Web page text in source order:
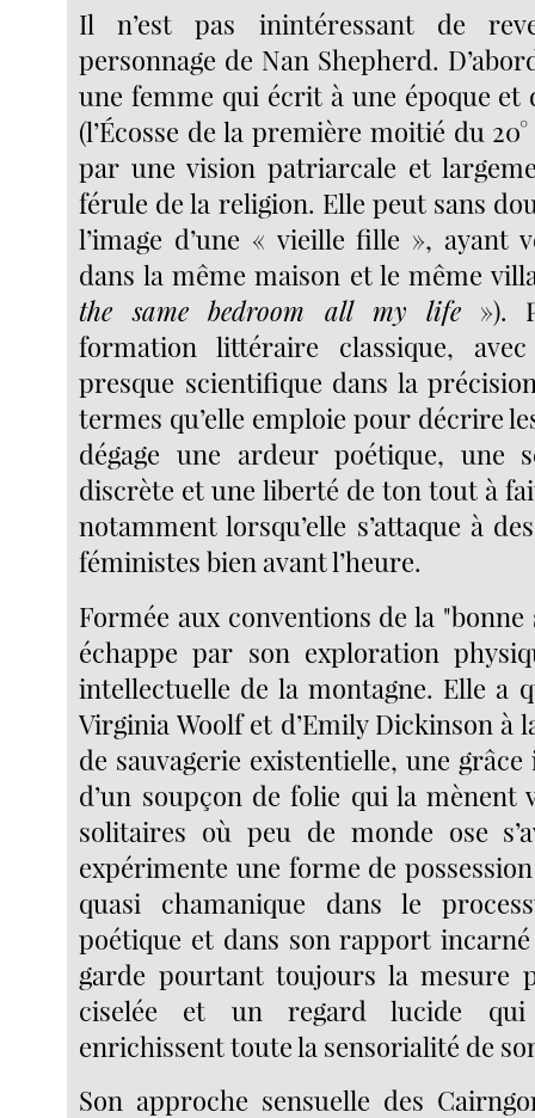
Il n’est pas inintéressant de
personnage de Nan Shepherd.
une femme qui écrit à une époque et
(l’Écosse de la première moitié du
par une vision patriarcale et
férule de la religion. Elle peut sans
l’image d’une « vieille fille », ayant
dans la même maison et le même
the same bedroom all my life »).
formation littéraire classique,
presque scientifique dans la
termes qu’elle emploie pour décrire
dégage une ardeur poétique, une
discrète et une liberté de ton tout à
notamment lorsqu’elle s’attaque à
féministes bien avant l’heure.
Formée aux conventions de la "bonne
échappe par son exploration
intellectuelle de la montagne. Elle a
Virginia Woolf et d’Emily Dickinson à
de sauvagerie existentielle, une
d’un soupçon de folie qui la mènent
solitaires où peu de monde ose
expérimente une forme de
quasi chamanique dans le
poétique et dans son rapport
garde pourtant toujours la mesure
ciselée et un regard lucide
enrichissent toute la sensorialité de
Son approche sensuelle des